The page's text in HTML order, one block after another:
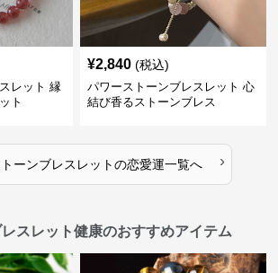
レット 縁
ト
¥2,840 (税込)
パワーストーンブレスレット 心
結び香るストーンブレス
ーンブレスレットの恋愛運一覧へ ›
スレット健康のおすすめアイテム